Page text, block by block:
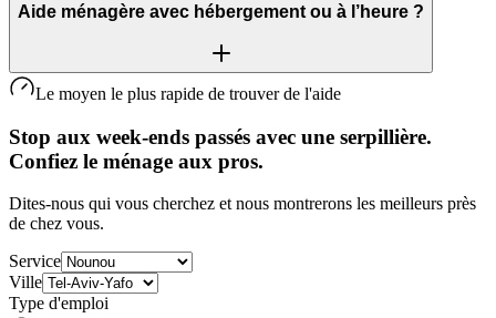
Aide ménagère avec hébergement ou à l’heure ?
Le moyen le plus rapide de trouver de l'aide
Stop aux week-ends passés avec une serpillière.
Confiez le ménage aux pros.
Dites-nous qui vous cherchez et nous montrerons les meilleurs près
de chez vous.
Service
Ville
Type d'emploi